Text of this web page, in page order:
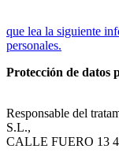
que lea la siguiente
personales.
Protección de datos
Responsable del
S.L.,
CALLE FUERO 13